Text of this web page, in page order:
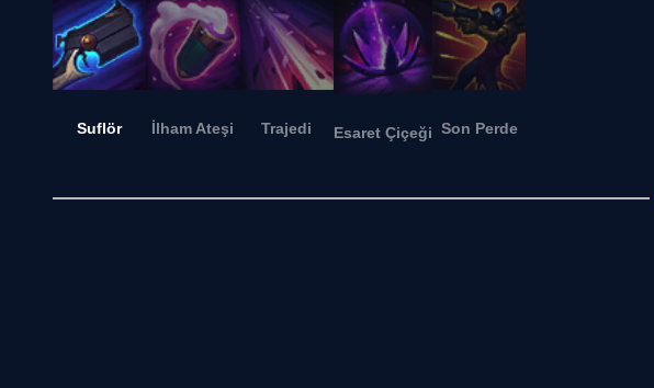
Suflör İlham Ateşi Trajedi Esaret Çiçeği Son Perde